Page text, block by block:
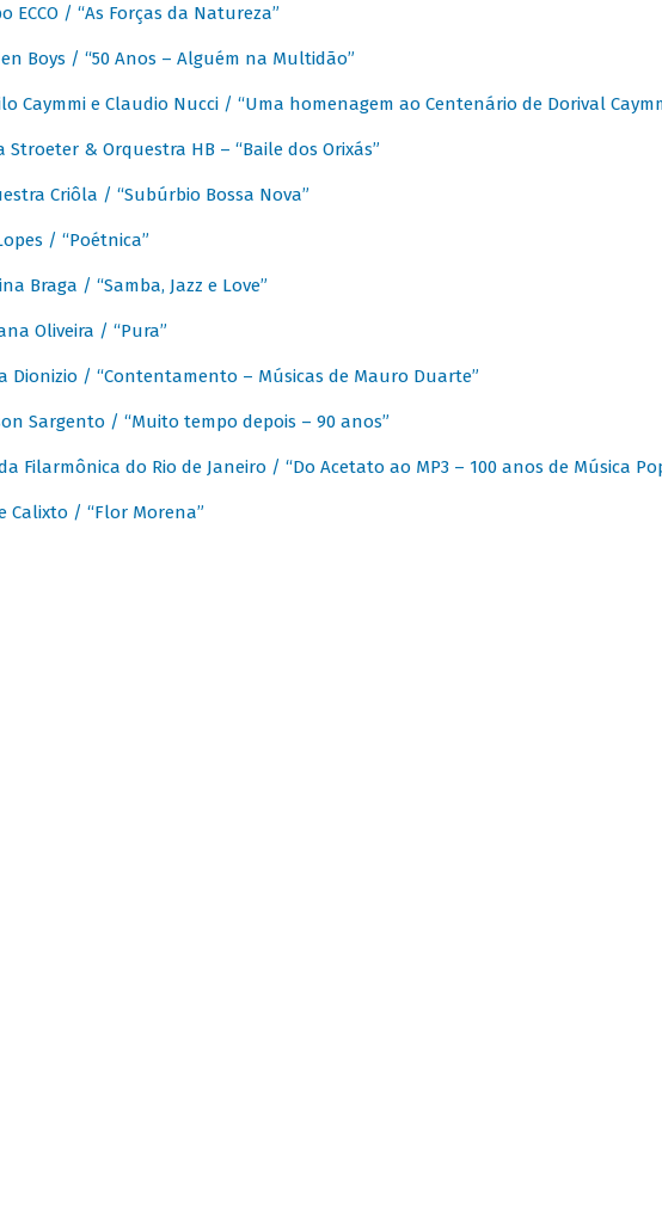
ECCO / “As Forças da Natureza”
Boys / “50 Anos – Alguém na Multidão”
Caymmi e Claudio Nucci / “Uma homenagem ao Centenário de Dorival
Stroeter & Orquestra HB – “Baile dos Orixás”
Criôla / “Subúrbio Bossa Nova”
/ “Poétnica”
Braga / “Samba, Jazz e Love”
Oliveira / “Pura”
Dionizio / “Contentamento – Músicas de Mauro Duarte”
Sargento / “Muito tempo depois – 90 anos”
Filarmônica do Rio de Janeiro / “Do Acetato ao MP3 – 100 anos de Música
Calixto / “Flor Morena”